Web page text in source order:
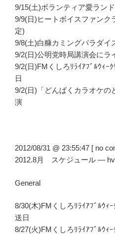
9/15(土)ボランティア愛ラン
9/9(日)ヒートボイスファンク
定)
9/8(土)白糠カミングパラダイ
9/2(日)公明党時局講演会にラ
9/2(日)FMくしろﾘﾗｲｱﾌﾞﾙｳｨｰ
日
9/2(日)「どんぱくカラオケの
演
2012/08/31 @ 23:55:47 [ no
2012.8月 スケジュール —
General
8/30(木)FMくしろﾘﾗｲｱﾌﾞﾙｳｨ
送日
8/27(火)FMくしろﾘﾗｲｱﾌﾞﾙｳｨ